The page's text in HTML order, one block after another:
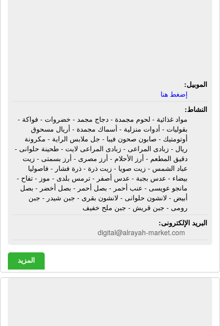
الموبيل:
إضغط هنا
النشاط:
مواد غذائية - لحوم مجمدة - دجاج مجمد - خضروات - فواكة -
بقوليات - أدوات منزلية - أسماك مجمدة - أريال مسحوق
أوتومتيك - صابون صحون فيبا - جل ملابس الراية - مكرونة
ريال - زبادى المراعى - زبادى المراعى لايت - طحينة حلوانى -
دقيق المطعم - أرز الأحلام - أرز مصرى - أرز بسمتى - زيت
عباد الشمس - زيت صويا - زيت ذرة - ذرة فشار - فاصوليا
بيضاء - عدس بجبة - عدس أصفر - ترمس بلدى - موز - تفاح -
مانجو عويسى - عنب أحمر - بصل أحمر - بصل أخضر - بصل
أبيض - لانشون حلوانى - لانشون بقرى - جبن شيدر - جبن
رومى - جبن قريش - جبن ملح خفيف
البريد الإلكترونى:
digital@alrayah-market.com
المزيد